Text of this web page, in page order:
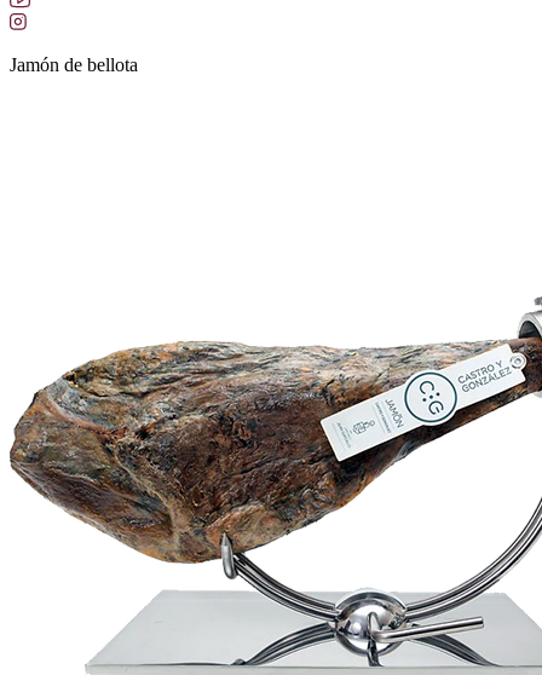
Jamón de bellota